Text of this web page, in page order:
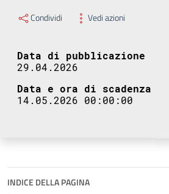
Condividi Vedi azioni
Data di pubblicazione
29.04.2026
Data e ora di scadenza
14.05.2026 00:00:00
INDICE DELLA PAGINA